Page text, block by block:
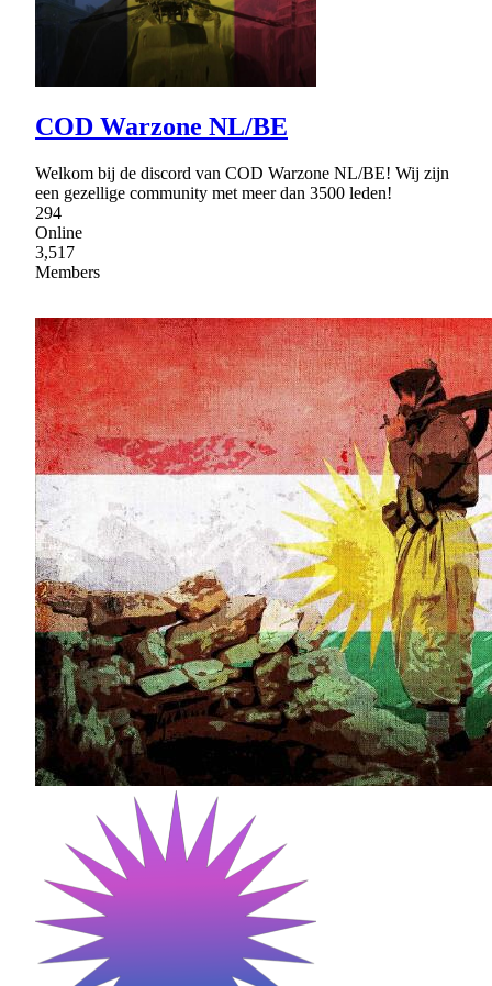
COD Warzone NL/BE
Welkom bij de discord van COD Warzone NL/BE! Wij zijn
een gezellige community met meer dan 3500 leden!
294
Online
3,517
Members